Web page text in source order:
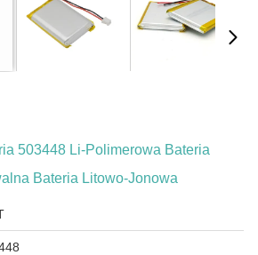
503448 Li-Polimerowa Bateria
Bateria Litowo-Jonowa